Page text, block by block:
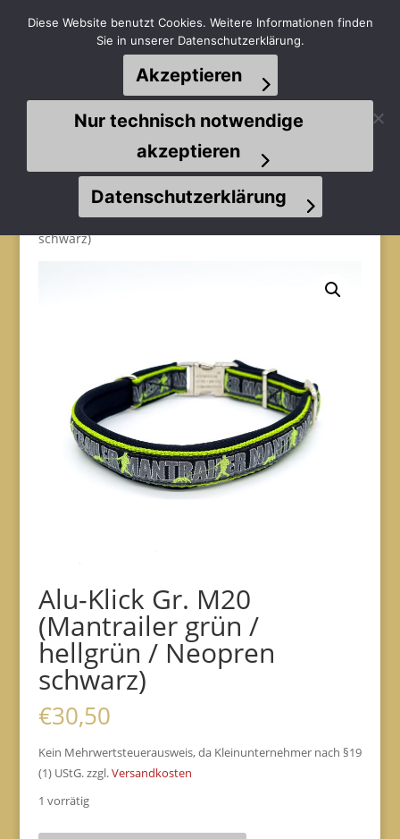
Seite wählen
Halsbänder/Halsbänder Sofortkauf
/ Alu-Klick
Gr. M20 (Mantrailer grün / hellgrün / Neopren
schwarz)
Alu-Klick Gr. M20
(Mantrailer grün /
hellgrün / Neopren
schwarz)
€30,50
Kein Mehrwertsteuerausweis, da Kleinunternehmer nach §19
(1) UStG. zzgl.Versandkosten
1 vorrätig
Diese Website benutzt Cookies. Weitere Informationen finden
Sie in unserer Datenschutzerklärung.
Akzeptieren
Nur technisch notwendige
akzeptieren
Datenschutzerklärung